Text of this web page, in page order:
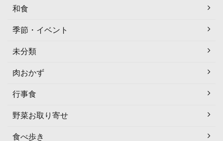
和食
季節・イベント
未分類
肉おかず
行事食
野菜お取り寄せ
食べ歩き